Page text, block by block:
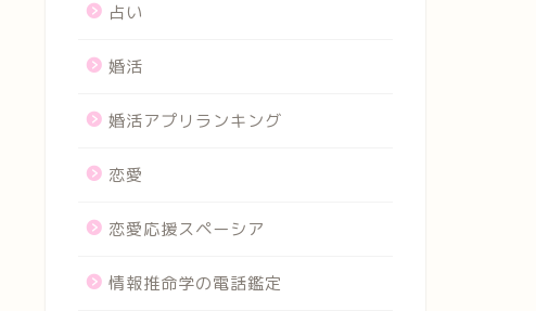
占い
婚活
婚活アプリランキング
恋愛
恋愛応援スペーシア
情報推命学の電話鑑定